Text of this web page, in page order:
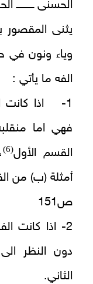
الحسنى
يثنى المقصور
وياء ونون في
الفه ما يأتي :
1- اذا كانت
فهي اما
القسم الأول(6)
أمثلة (ب) من
ص151
2- اذا كانت
دون النظر
الثاني.